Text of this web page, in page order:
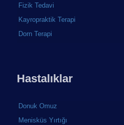
Fizik Tedavi
Kayropraktik Terapi
Dorn Terapi
Hastalıklar
Donuk Omuz
Menisküs Yırtığı